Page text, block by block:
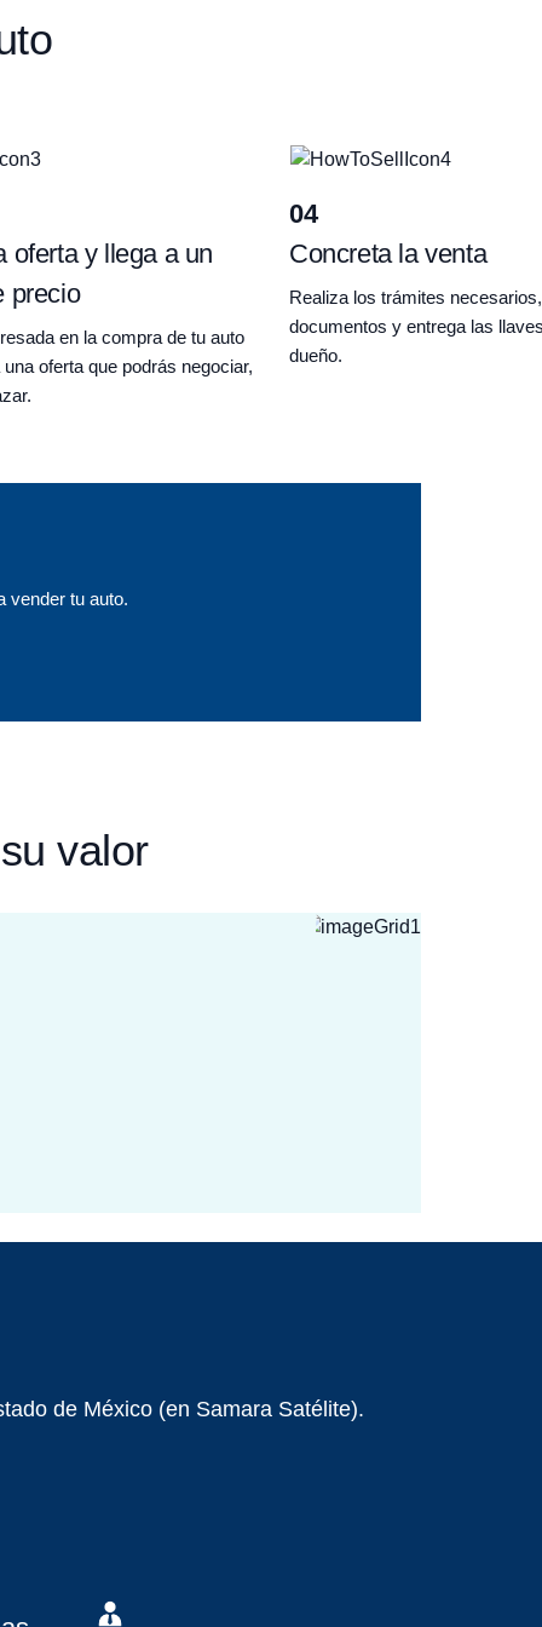
oferta y llega a un
precio
en la compra de tu auto
oferta que podrás negociar,
04
Concreta la venta
Realiza los trámites
documentos y entrega las
dueño.
vender tu auto.
valor
de México (en Samara Satélite).